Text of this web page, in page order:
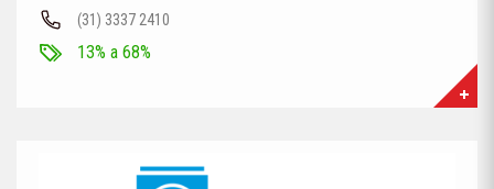
(31) 3337 2410
13% a 68%